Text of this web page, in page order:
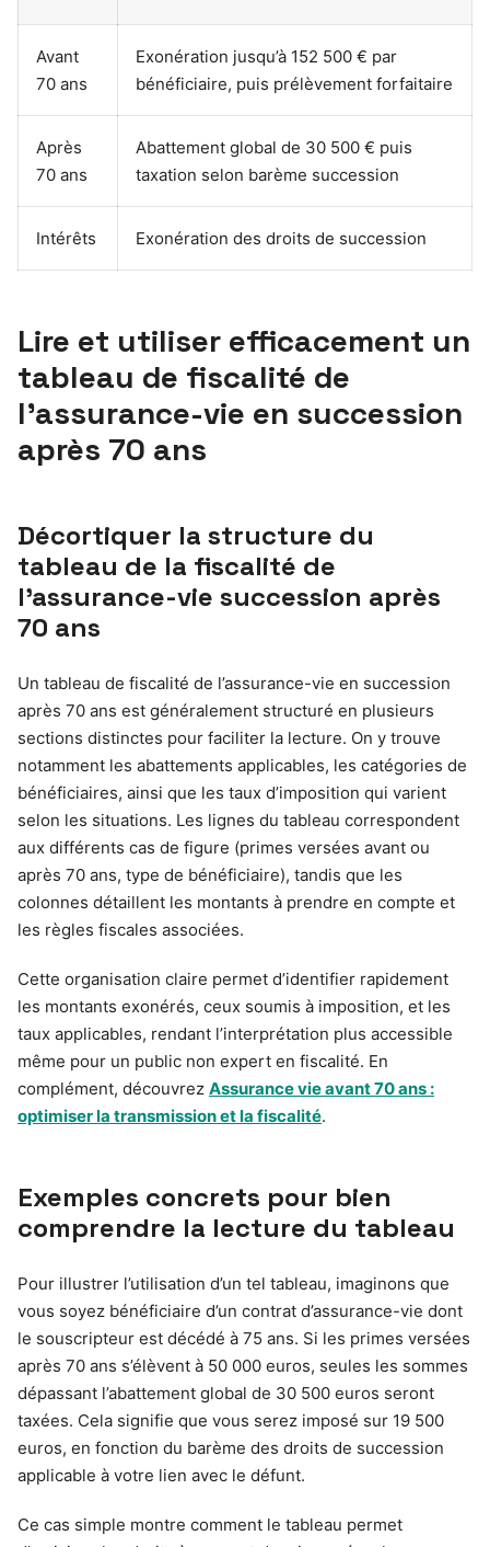
Avant
70 ans
Exonération jusqu’à 152 500 € par
bénéficiaire, puis prélèvement forfaitaire
Après
70 ans
Abattement global de 30 500 € puis
taxation selon barème succession
Intérêts Exonération des droits de succession
Lire et utiliser efficacement un
tableau de fiscalité de
l’assurance-vie en succession
après 70 ans
Décortiquer la structure du
tableau de la fiscalité de
l’assurance-vie succession après
70 ans
Un tableau de fiscalité de l’assurance-vie en succession
après 70 ans est généralement structuré en plusieurs
sections distinctes pour faciliter la lecture. On y trouve
notamment les abattements applicables, les catégories de
bénéficiaires, ainsi que les taux d’imposition qui varient
selon les situations. Les lignes du tableau correspondent
aux différents cas de figure (primes versées avant ou
après 70 ans, type de bénéficiaire), tandis que les
colonnes détaillent les montants à prendre en compte et
les règles fiscales associées.
Cette organisation claire permet d’identifier rapidement
les montants exonérés, ceux soumis à imposition, et les
taux applicables, rendant l’interprétation plus accessible
même pour un public non expert en fiscalité. En
complément, découvrez Assurance vie avant 70 ans :
optimiser la transmission et la fiscalité.
Exemples concrets pour bien
comprendre la lecture du tableau
Pour illustrer l’utilisation d’un tel tableau, imaginons que
vous soyez bénéficiaire d’un contrat d’assurance-vie dont
le souscripteur est décédé à 75 ans. Si les primes versées
après 70 ans s’élèvent à 50 000 euros, seules les sommes
dépassant l’abattement global de 30 500 euros seront
taxées. Cela signifie que vous serez imposé sur 19 500
euros, en fonction du barème des droits de succession
applicable à votre lien avec le défunt.
Ce cas simple montre comment le tableau permet